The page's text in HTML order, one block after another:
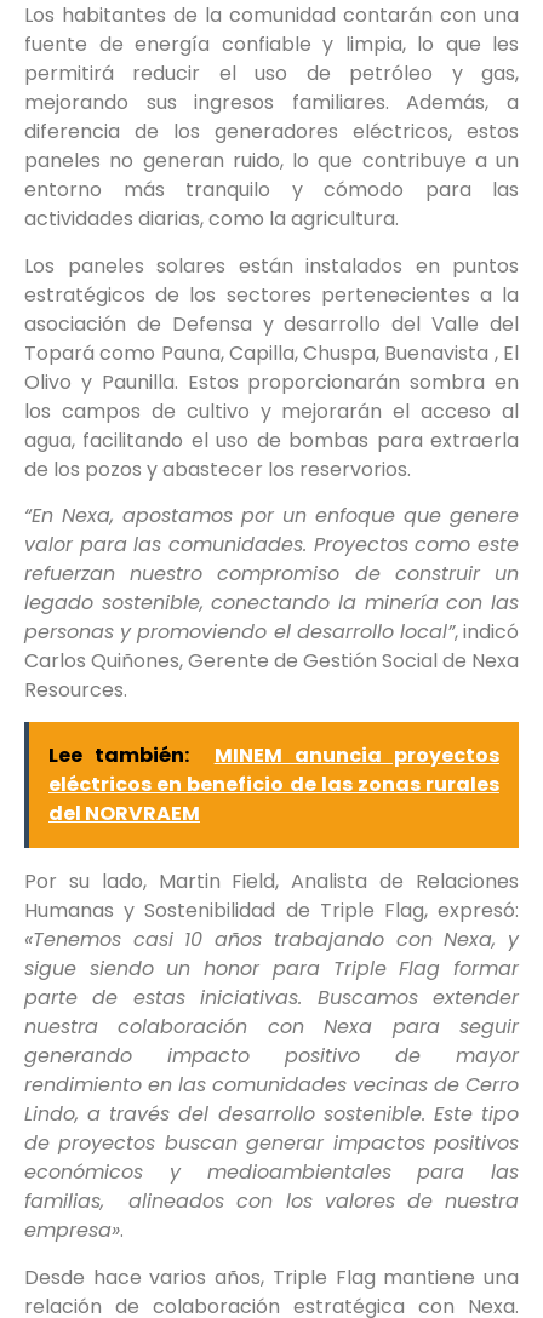
Los habitantes de la comunidad contarán con una
fuente de energía confiable y limpia, lo que les
permitirá reducir el uso de petróleo y gas,
mejorando sus ingresos familiares. Además, a
diferencia de los generadores eléctricos, estos
paneles no generan ruido, lo que contribuye a un
entorno más tranquilo y cómodo para las
actividades diarias, como la agricultura.
Los paneles solares están instalados en puntos
estratégicos de los sectores pertenecientes a la
asociación de Defensa y desarrollo del Valle del
Topará como Pauna, Capilla, Chuspa, Buenavista , El
Olivo y Paunilla. Estos proporcionarán sombra en
los campos de cultivo y mejorarán el acceso al
agua, facilitando el uso de bombas para extraerla
de los pozos y abastecer los reservorios.
“En Nexa, apostamos por un enfoque que genere
valor para las comunidades. Proyectos como este
refuerzan nuestro compromiso de construir un
legado sostenible, conectando la minería con las
personas y promoviendo el desarrollo local”, indicó
Carlos Quiñones, Gerente de Gestión Social de Nexa
Resources.
Lee también:
MINEM anuncia proyectos
eléctricos en beneficio de las zonas rurales
del NORVRAEM
Por su lado, Martin Field, Analista de Relaciones
Humanas y Sostenibilidad de Triple Flag, expresó:
«Tenemos casi 10 años trabajando con Nexa, y
sigue siendo un honor para Triple Flag formar
parte de estas iniciativas. Buscamos extender
nuestra colaboración con Nexa para seguir
generando impacto positivo de mayor
rendimiento en las comunidades vecinas de Cerro
Lindo, a través del desarrollo sostenible. Este tipo
de proyectos buscan generar impactos positivos
económicos y medioambientales para las
familias, alineados con los valores de nuestra
empresa».
Desde hace varios años, Triple Flag mantiene una
relación de colaboración estratégica con Nexa.